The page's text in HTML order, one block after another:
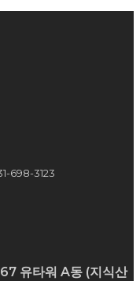
698-3123
유타워 A동 (지식산